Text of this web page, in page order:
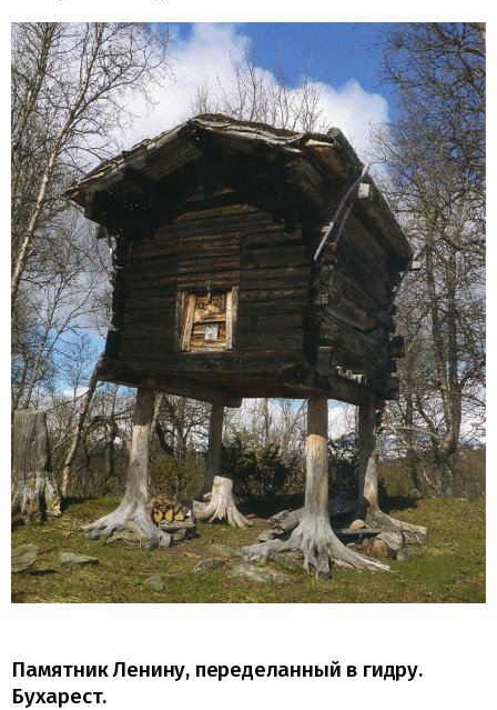
Памятник Ленину, переделанный в гидру.
Бухарест.